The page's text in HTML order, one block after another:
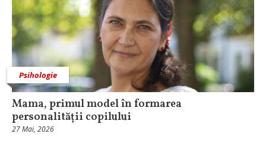
Psihologie
Mama, primul model în formarea
personalității copilului
27 Mai, 2026